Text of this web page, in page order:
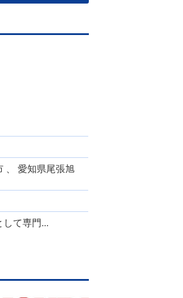
、 愛知県尾張旭
て専門...